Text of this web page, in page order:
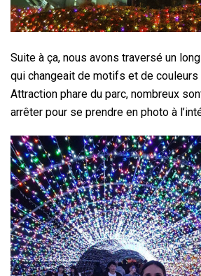
Suite à ça, nous avons traversé un
qui changeait de motifs et de
Attraction phare du parc, nombreux
arrêter pour se prendre en photo à